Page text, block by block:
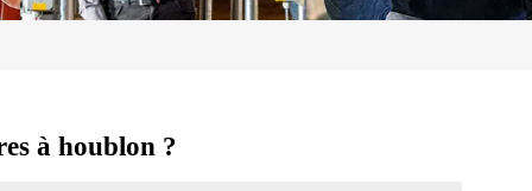
à houblon ?